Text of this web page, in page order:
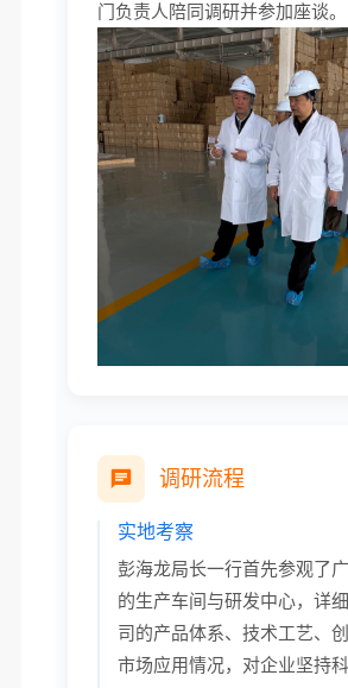
门负责人陪同调研并参加座谈。
调研流程
实地考察
彭海龙局长一行首先参观了
的生产车间与研发中心，详
司的产品体系、技术工艺、
市场应用情况，对企业坚持